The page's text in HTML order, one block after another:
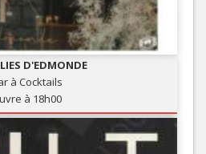
D'EDMONDE
à Cocktails
à 18h00